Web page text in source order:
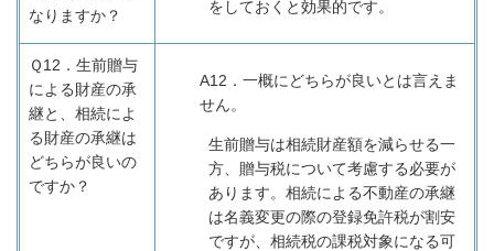
なりますか？
をしておくと効果的です。
Ｑ12． 生前贈与
による財産の承
継と、相続によ
る財産の承継は
どちらが良いの
ですか？
A12 ．一概にどちらが良いとは言えま
せん。
生前贈与は相続財産額を減らせる一
方、贈与税について考慮する必要が
あります。相続による不動産の承継
は名義変更の際の登録免許税が割安
ですが、相続税の課税対象になる可